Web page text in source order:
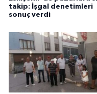
takip: İşgal denetimleri
sonuç verdi